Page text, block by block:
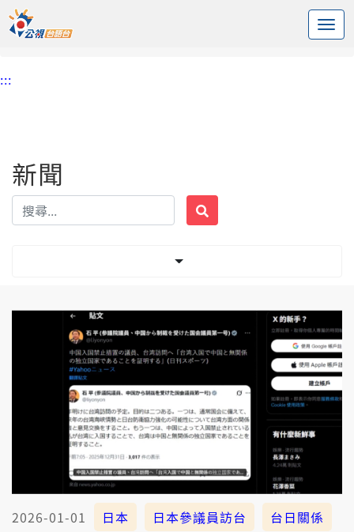
中央內容區塊
頭頁
:::
新聞
2026-01-01 日本 日本參議員訪台 台日關係